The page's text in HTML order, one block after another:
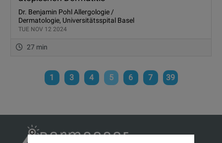
Dr. Benjamin Pohl Allergologie /
Dermatologie, Universitätsspital Basel
TUE NOV 12 2024
27 min
1 3 4 5 6 7 39